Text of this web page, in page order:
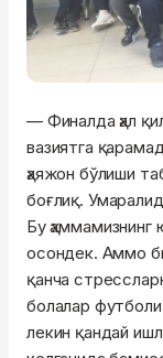
— Финалда ҳал
вазиятга
ҳаяжон бўлиши
боғлиқ.
Бу
осондек. Аммо
қанча
болалар
лекин қандай